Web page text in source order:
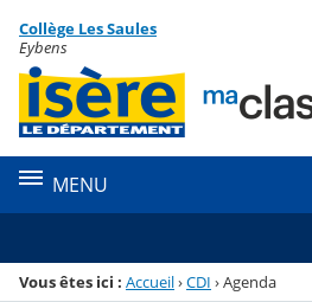
Menu de la rubrique
Contenu
Collège Les Saules
Eybens
MENU
Vous êtes ici : Accueil›CDI ›Agenda